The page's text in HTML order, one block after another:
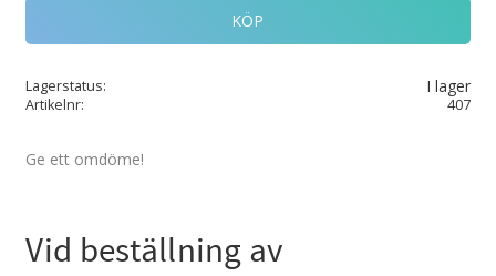
KÖP
Lagerstatus I lager
Artikelnr 407
Ge ett omdöme!
Vid beställning av